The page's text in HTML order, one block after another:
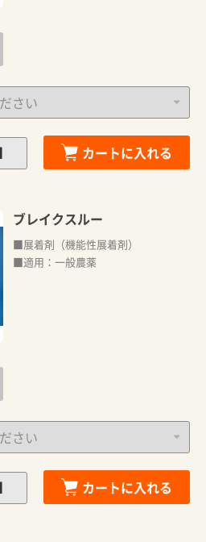
カートに入れる
ブレイクスルー
■展着剤（機能性展着剤）
■適用：一般農薬
カートに入れる